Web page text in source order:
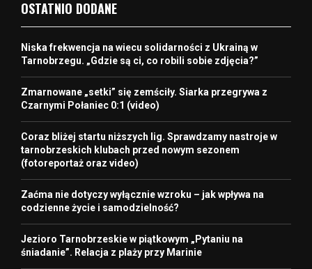
OSTATNIO DODANE
Niska frekwencja na wiecu solidarności z Ukrainą w
Tarnobrzegu. „Gdzie są ci, co robili sobie zdjęcia?”
Zmarnowane „setki” się zemściły. Siarka przegrywa z
Czarnymi Połaniec 0:1 (video)
Coraz bliżej startu niższych lig. Sprawdzamy nastroje w
tarnobrzeskich klubach przed nowym sezonem
(fotoreportaż oraz video)
Zaćma nie dotyczy wyłącznie wzroku – jak wpływa na
codzienne życie i samodzielność?
Jezioro Tarnobrzeskie w piątkowym „Pytaniu na
śniadanie”. Relacja z plaży przy Marinie